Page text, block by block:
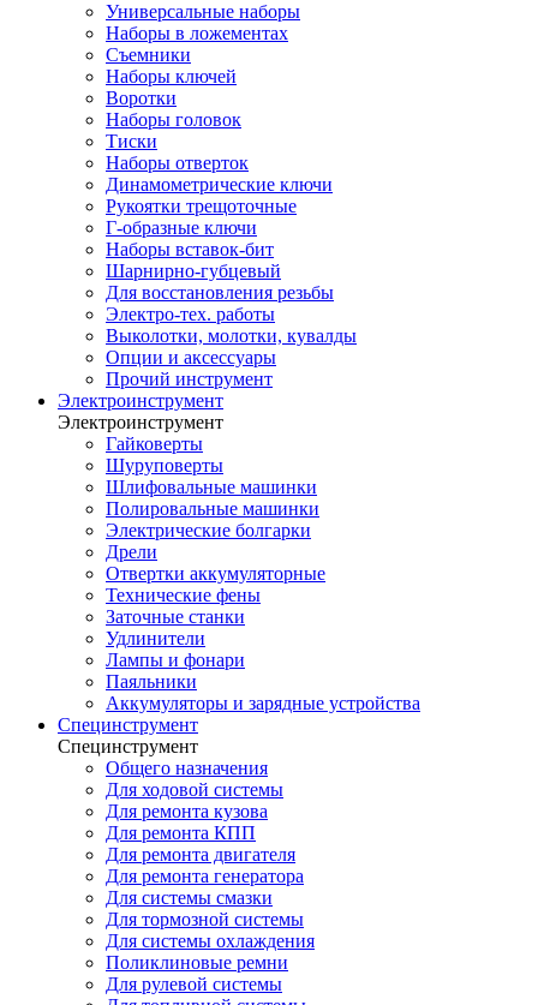
Универсальные наборы
Наборы в ложементах
Съемники
Наборы ключей
Воротки
Наборы головок
Тиски
Наборы отверток
Динамометрические ключи
Рукоятки трещоточные
Г-образные ключи
Наборы вставок-бит
Шарнирно-губцевый
Для восстановления резьбы
Электро-тех. работы
Выколотки, молотки, кувалды
Опции и аксессуары
Прочий инструмент
Электроинструмент
Электроинструмент
Гайковерты
Шуруповерты
Шлифовальные машинки
Полировальные машинки
Электрические болгарки
Дрели
Отвертки аккумуляторные
Технические фены
Заточные станки
Удлинители
Лампы и фонари
Паяльники
Аккумуляторы и зарядные устройства
Специнструмент
Специнструмент
Общего назначения
Для ходовой системы
Для ремонта кузова
Для ремонта КПП
Для ремонта двигателя
Для ремонта генератора
Для системы смазки
Для тормозной системы
Для системы охлаждения
Поликлиновые ремни
Для рулевой системы